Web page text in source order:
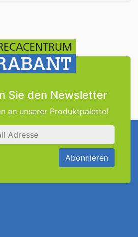
Sie den Newsletter
an unserer Produktpalette!
Abonnieren